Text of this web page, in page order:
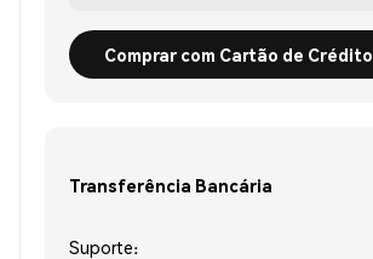
Comprar com Cartão de
Transferência Bancária
Suporte: